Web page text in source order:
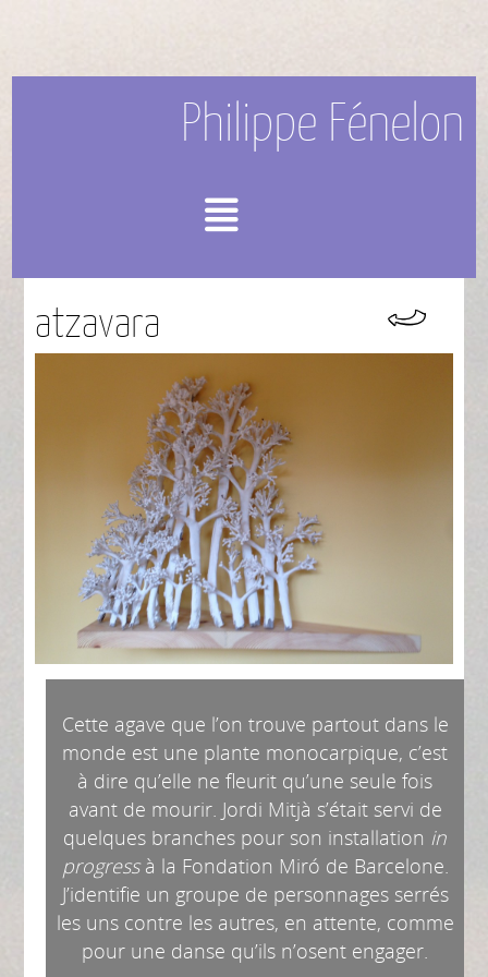
Philippe Fénelon
atzavara
Cette agave que l’on trouve partout dans le
monde est une plante monocarpique, c’est
à dire qu’elle ne fleurit qu’une seule fois
avant de mourir. Jordi Mitjà s’était servi de
quelques branches pour son installation in
progressà la Fondation Miró de Barcelone.
J’identifie un groupe de personnages serrés
les uns contre les autres, en attente, comme
pour une danse qu’ils n’osent engager.